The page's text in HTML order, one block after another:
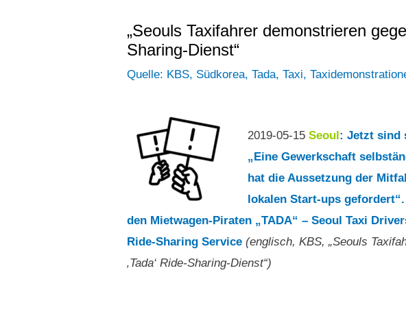
„Seouls Taxifahrer demonstrieren
Sharing-Dienst“
Quelle: KBS, Südkorea,Tada,Taxi,
2019-05-15 Seoul: Jetzt sind
„Eine Gewerkschaft
hat die Aussetzung der
lokalen Start-ups
den Mietwagen-Piraten „TADA“ – Seoul Taxi
Ride-Sharing Service (englisch, KBS, „Seouls
‚Tada‘ Ride-Sharing-Dienst“)